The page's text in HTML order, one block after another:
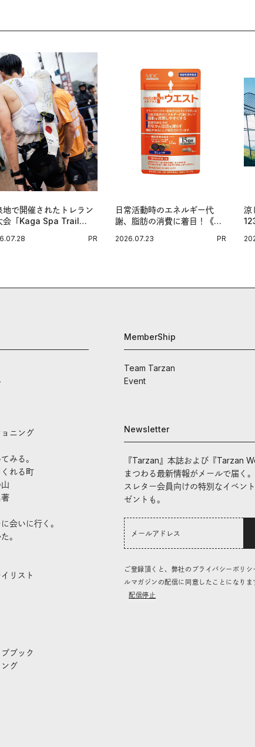
地で開催されたトレラン
会「Kaga Spa Trail
」。本戦を夢見るランPR
日常活動時のエネルギー代
謝、脂肪の消費に着目！《メ
体メンテ習慣。
2026.07.23 PR
涼
ニング
みる。
れる町
会いに行く。
。
リスト
ブック
グ
MemberShip
Team Tarzan
Event
Newsletter
『Tarzan』本誌および『Tarzan
まつわる最新情報がメールで届く
スレター会員向けの特別なイベン
ゼントも。
ご登録頂くと、弊社のプライバシーポリシ
ルマガジンの配信に同意したことになりま
配信停止